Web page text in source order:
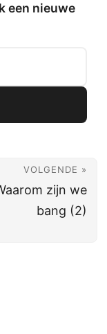
een nieuwe
VOLGENDE »
zijn we
bang (2)